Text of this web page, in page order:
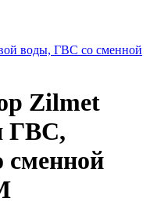
воды, ГВС со сменной
Zilmet
ГВС,
сменной